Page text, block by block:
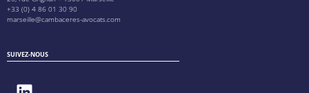
+33 (0) 4 86 01 30 90
marseille@cambaceres-avocats.com
SUIVEZ-NOUS